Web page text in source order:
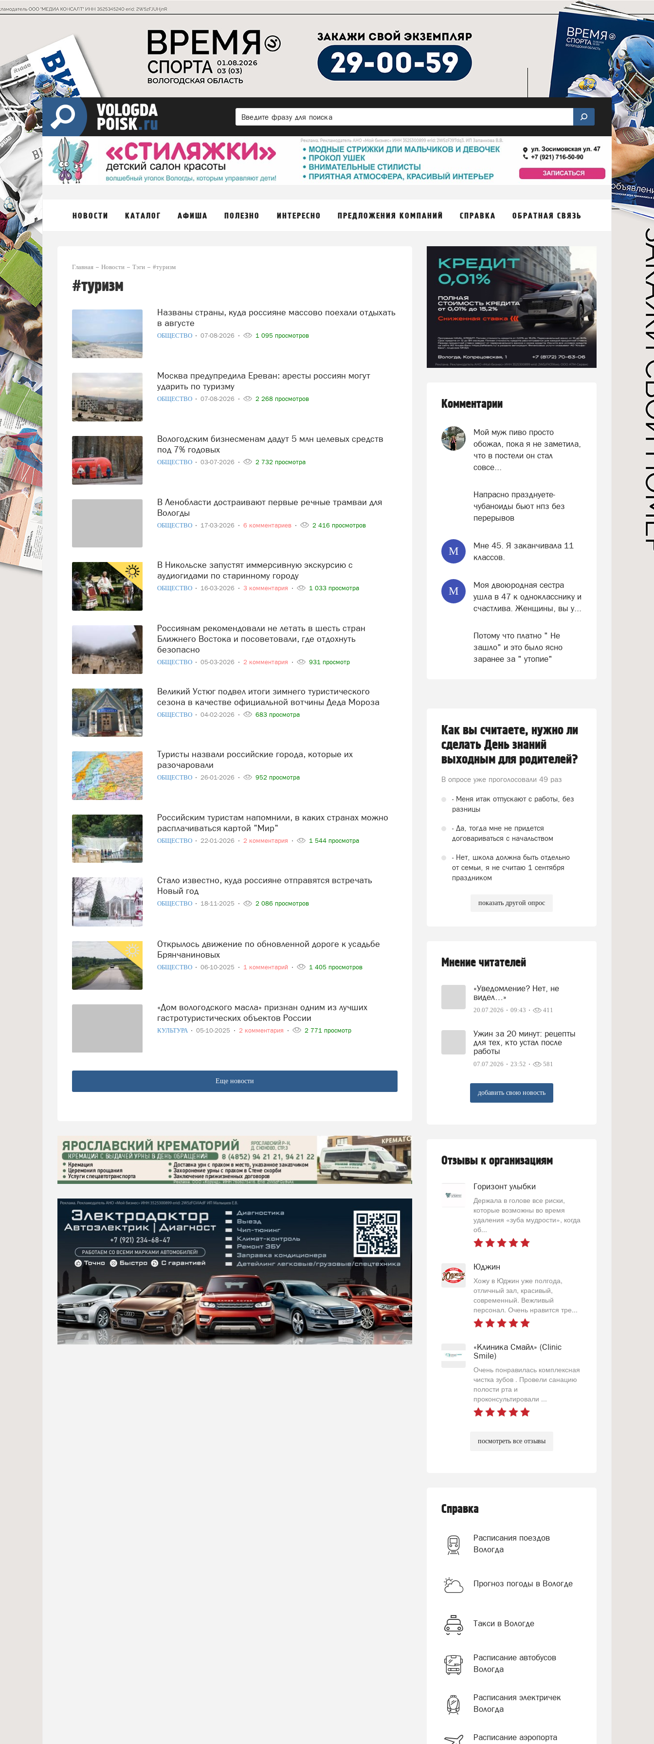
НОВОСТИ КАТАЛОГ АФИША ПОЛЕЗНО ИНТЕРЕСНО ПРЕДЛОЖЕНИЯ КОМПАНИЙ СПРАВКА ОБРАТНАЯ СВЯЗЬ
Главная Новости Тэги #туризм
#туризм
Названы страны, куда россияне массово поехали отдыхать
в августе
ОБЩЕСТВО 07-08-2026 1 095 просмотров
Москва предупредила Ереван: аресты россиян могут
ударить по туризму
ОБЩЕСТВО 07-08-2026 2 268 просмотров
Вологодским бизнесменам дадут 5 млн целевых средств
под 7% годовых
ОБЩЕСТВО 03-07-2026 2 732 просмотра
В Ленобласти достраивают первые речные трамваи для
Вологды
ОБЩЕСТВО 17-03-2026 6 комментариев 2 416 просмотров
В Никольске запустят иммерсивную экскурсию с
аудиогидами по старинному городу
ОБЩЕСТВО 16-03-2026 3 комментария 1 033 просмотра
Россиянам рекомендовали не летать в шесть стран
Ближнего Востока и посоветовали, где отдохнуть
безопасно
ОБЩЕСТВО 05-03-2026 2 комментария 931 просмотр
Великий Устюг подвел итоги зимнего туристического
сезона в качестве официальной вотчины Деда Мороза
ОБЩЕСТВО 04-02-2026 683 просмотра
Туристы назвали российские города, которые их
разочаровали
ОБЩЕСТВО 26-01-2026 952 просмотра
Российским туристам напомнили, в каких странах можно
расплачиваться картой "Мир"
ОБЩЕСТВО 22-01-2026 2 комментария 1 544 просмотра
Стало известно, куда россияне отправятся встречать
Новый год
ОБЩЕСТВО 18-11-2025 2 086 просмотров
Открылось движение по обновленной дороге к усадьбе
Брянчаниновых
ОБЩЕСТВО 06-10-2025 1 комментарий 1 405 просмотров
«Дом вологодского масла» признан одним из лучших
гастротуристических объектов России
КУЛЬТУРА 05-10-2025 2 комментария 2 771 просмотр
Еще новости
Комментарии
Мой муж пиво просто
обожал, пока я не заметила,
что в постели он стал
совсе...
Напрасно празднуете-
чубаноиды бьют нпз без
перерывов
М
Мне 45. Я заканчивала 11
классов.
М
Моя двоюродная сестра
ушла в 47 к однокласснику и
счастлива. Женщины, вы у...
Потому что платно " Не
зашло" и это было ясно
заранее за " утопие"
Как вы считаете, нужно ли
сделать День знаний
выходным для родителей?
В опросе уже проголосовали 49 раз
- Меня итак отпускают с работы, без
разницы
- Да, тогда мне не придется
договариваться с начальством
- Нет, школа должна быть отдельно
от семьи, я не считаю 1 сентября
праздником
показать другой опрос
Мнение читателей
«Уведомление? Нет, не
видел…»
20.07.2026 09:43 411
Ужин за 20 минут: рецепты
для тех, кто устал после
работы
07.07.2026 23:52 581
добавить свою новость
Отзывы к организациям
Горизонт улыбки
Держала в голове все риски,
которые возможны во время
удаления «зуба мудрости», когда
об...
Юджин
Хожу в Юджин уже полгода,
отличный зал, красивый,
современный. Вежливый
персонал. Очень нравится тре...
«Клиника Смайл» (Clinic
Smile)
Очень понравилась комплексная
чистка зубов . Провели санацию
полости рта и
проконсультировали ...
посмотреть все отзывы
Справка
Расписания поездов
Вологда
Прогноз погоды в Вологде
Такси в Вологде
Расписание автобусов
Вологда
Расписания электричек
Вологда
Расписание аэропорта